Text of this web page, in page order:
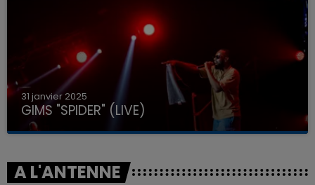
31 janvier 2025
GIMS "SPIDER" (LIVE)
A L'ANTENNE